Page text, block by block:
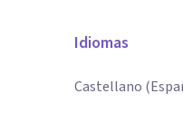
Idiomas
Castellano